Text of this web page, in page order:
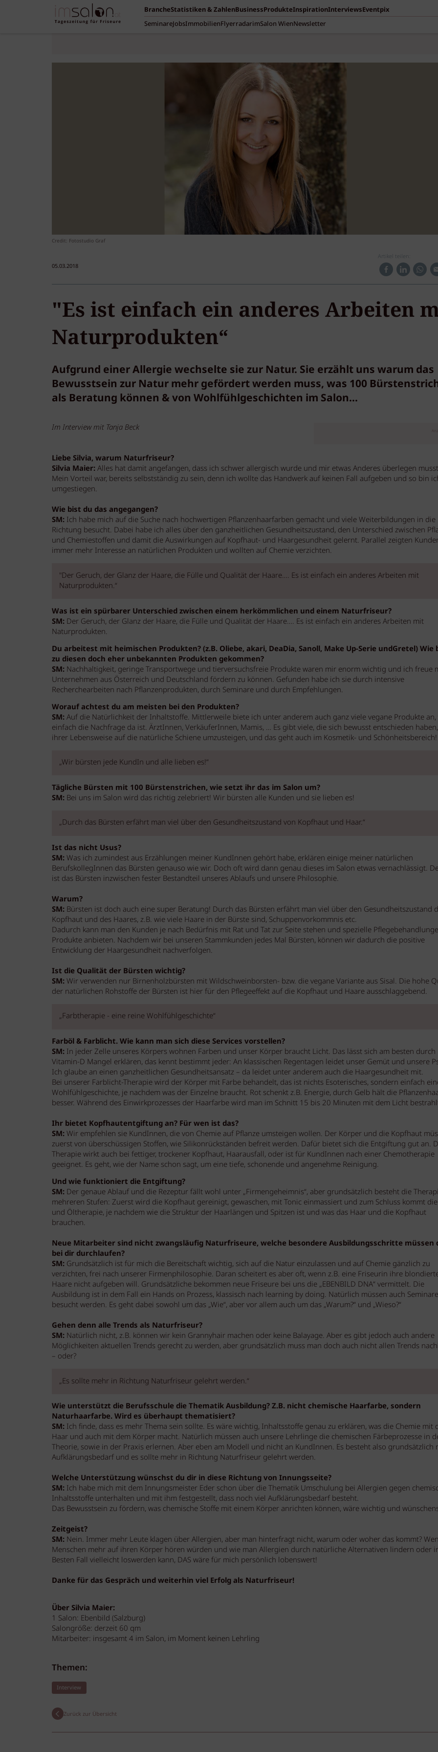
BrancheStatistiken & ZahlenBusinessProdukteInspirationInterviewsEventpix
SeminareJobsImmobilienFlyerradarimSalon WienNewsletter
Credit: Fotostudio Graf
05.03.2018
Artikel teilen:
"Es ist einfach ein anderes Arbeiten
Naturprodukten“
Aufgrund einer Allergie wechselte sie zur Natur. Sie erzählt uns warum das
Bewusstsein zur Natur mehr gefördert werden muss, was 100
als Beratung können & von Wohlfühlgeschichten im Salon...
Im Interview mit Tanja Beck
Liebe Silvia, warum Naturfriseur?
Silvia Maier: Alles hat damit angefangen, dass ich schwer allergisch wurde und mir etwas Anderes überlegen
Mein Vorteil war, bereits selbstständig zu sein, denn ich wollte das Handwerk auf keinen Fall aufgeben und so bin
umgestiegen.
Wie bist du das angegangen?
SM: Ich habe mich auf die Suche nach hochwertigen Pflanzenhaarfarben gemacht und viele Weiterbildungen in die
Richtung besucht. Dabei habe ich alles über den ganzheitlichen Gesundheitszustand, den Unterschied zwischen
und Chemiestoffen und damit die Auswirkungen auf Kopfhaut- und Haargesundheit gelernt. Parallel zeigten
immer mehr Interesse an natürlichen Produkten und wollten auf Chemie verzichten.
"Der Geruch, der Glanz der Haare, die Fülle und Qualität der Haare…. Es ist einfach ein anderes Arbeiten mit
Naturprodukten.“
Was ist ein spürbarer Unterschied zwischen einem herkömmlichen und einem Naturfriseur?
SM: Der Geruch, der Glanz der Haare, die Fülle und Qualität der Haare…. Es ist einfach ein anderes Arbeiten mit
Naturprodukten.
Du arbeitest mit heimischen Produkten? (z.B. Oliebe, akari, DeaDia, Sanoll, Make Up-Serie undGretel) Wie
zu diesen doch eher unbekannten Produkten gekommen?
SM: Nachhaltigkeit, geringe Transportwege und tierversuchsfreie Produkte waren mir enorm wichtig und ich freue
Unternehmen aus Österreich und Deutschland fördern zu können. Gefunden habe ich sie durch intensive
Recherchearbeiten nach Pflanzenprodukten, durch Seminare und durch Empfehlungen.
Worauf achtest du am meisten bei den Produkten?
SM: Auf die Natürlichkeit der Inhaltstoffe. Mittlerweile biete ich unter anderem auch ganz viele vegane Produkte an,
einfach die Nachfrage da ist. ÄrztInnen, VerkäuferInnen, Mamis, … Es gibt viele, die sich bewusst entschieden
ihrer Lebensweise auf die natürliche Schiene umzusteigen, und das geht auch im Kosmetik- und Schönheitsbereich!
„Wir bürsten jede KundIn und alle lieben es!“
Tägliche Bürsten mit 100 Bürstenstrichen, wie setzt ihr das im Salon um?
SM: Bei uns im Salon wird das richtig zelebriert! Wir bürsten alle Kunden und sie lieben es!
„Durch das Bürsten erfährt man viel über den Gesundheitszustand von Kopfhaut und Haar.“
Ist das nicht Usus?
SM: Was ich zumindest aus Erzählungen meiner KundInnen gehört habe, erklären einige meiner natürlichen
BerufskollegInnen das Bürsten genauso wie wir. Doch oft wird dann genau dieses im Salon etwas vernachlässigt.
ist das Bürsten inzwischen fester Bestandteil unseres Ablaufs und unsere Philosophie.
Warum?
SM: Bürsten ist doch auch eine super Beratung! Durch das Bürsten erfährt man viel über den Gesundheitszustand
Kopfhaut und des Haares, z.B. wie viele Haare in der Bürste sind, Schuppenvorkommnis etc.
Dadurch kann man den Kunden je nach Bedürfnis mit Rat und Tat zur Seite stehen und spezielle
Produkte anbieten. Nachdem wir bei unseren Stammkunden jedes Mal Bürsten, können wir dadurch die positive
Entwicklung der Haargesundheit nachverfolgen.
Ist die Qualität der Bürsten wichtig?
SM: Wir verwenden nur Birnenholzbürsten mit Wildschweinborsten- bzw. die vegane Variante aus Sisal. Die hohe
der natürlichen Rohstoffe der Bürsten ist hier für den Pflegeeffekt auf die Kopfhaut und Haare ausschlaggebend.
„Farbtherapie - eine reine Wohlfühlgeschichte“
Farböl & Farblicht. Wie kann man sich diese Services vorstellen?
SM: In jeder Zelle unseres Körpers wohnen Farben und unser Körper braucht Licht. Das lässt sich am besten durch
Vitamin-D Mangel erklären, das kennt bestimmt jeder: An klassischen Regentagen leidet unser Gemüt und unsere
Ich glaube an einen ganzheitlichen Gesundheitsansatz – da leidet unter anderem auch die Haargesundheit mit.
Bei unserer Farblicht-Therapie wird der Körper mit Farbe behandelt, das ist nichts Esoterisches, sondern einfach
Wohlfühlgeschichte, je nachdem was der Einzelne braucht. Rot schenkt z.B. Energie, durch Gelb hält die
besser. Während des Einwirkprozesses der Haarfarbe wird man im Schnitt 15 bis 20 Minuten mit dem Licht
Ihr bietet Kopfhautentgiftung an? Für wen ist das?
SM: Wir empfehlen sie KundInnen, die von Chemie auf Pflanze umsteigen wollen. Der Körper und die Kopfhaut
zuerst von überschüssigen Stoffen, wie Silikonrückständen befreit werden. Dafür bietet sich die Entgiftung gut an.
Therapie wirkt auch bei fettiger, trockener Kopfhaut, Haarausfall, oder ist für KundInnen nach einer Chemotherapie
geeignet. Es geht, wie der Name schon sagt, um eine tiefe, schonende und angenehme Reinigung.
Und wie funktioniert die Entgiftung?
SM: Der genaue Ablauf und die Rezeptur fällt wohl unter „Firmengeheimnis“, aber grundsätzlich besteht die
mehreren Stufen: Zuerst wird die Kopfhaut gereinigt, gewaschen, mit Tonic einmassiert und zum Schluss kommt
und Öltherapie, je nachdem wie die Struktur der Haarlängen und Spitzen ist und was das Haar und die Kopfhaut
brauchen.
Neue Mitarbeiter sind nicht zwangsläufig Naturfriseure, welche besondere Ausbildungsschritte müssen
bei dir durchlaufen?
SM: Grundsätzlich ist für mich die Bereitschaft wichtig, sich auf die Natur einzulassen und auf Chemie gänzlich zu
verzichten, frei nach unserer Firmenphilosophie. Daran scheitert es aber oft, wenn z.B. eine Friseurin ihre
Haare nicht aufgeben will. Grundsätzliche bekommen neue Friseure bei uns die „EBENBILD DNA“ vermittelt. Die
Ausbildung ist in dem Fall ein Hands on Prozess, klassisch nach learning by doing. Natürlich müssen auch Seminare
besucht werden. Es geht dabei sowohl um das „Wie“, aber vor allem auch um das „Warum?“ und „Wieso?“
Gehen denn alle Trends als Naturfriseur?
SM: Natürlich nicht, z.B. können wir kein Grannyhair machen oder keine Balayage. Aber es gibt jedoch auch andere
Möglichkeiten aktuellen Trends gerecht zu werden, aber grundsätzlich muss man doch auch nicht allen Trends
– oder?
„Es sollte mehr in Richtung Naturfriseur gelehrt werden.“
Wie unterstützt die Berufsschule die Thematik Ausbildung? Z.B. nicht chemische Haarfarbe, sondern
Naturhaarfarbe. Wird es überhaupt thematisiert?
SM: Ich finde, dass es mehr Thema sein sollte. Es wäre wichtig, Inhaltsstoffe genau zu erklären, was die Chemie mit
Haar und auch mit dem Körper macht. Natürlich müssen auch unsere Lehrlinge die chemischen Färbeprozesse in
Theorie, sowie in der Praxis erlernen. Aber eben am Modell und nicht an KundInnen. Es besteht also grundsätzlich
Aufklärungsbedarf und es sollte mehr in Richtung Naturfriseur gelehrt werden.
Welche Unterstützung wünschst du dir in diese Richtung von Innungsseite?
SM: Ich habe mich mit dem Innungsmeister Eder schon über die Thematik Umschulung bei Allergien gegen
Inhaltsstoffe unterhalten und mit ihm festgestellt, dass noch viel Aufklärungsbedarf besteht.
Das Bewusstsein zu fördern, was chemische Stoffe mit einem Körper anrichten können, wäre wichtig und
Zeitgeist?
SM: Nein. Immer mehr Leute klagen über Allergien, aber man hinterfragt nicht, warum oder woher das kommt?
Menschen mehr auf ihren Körper hören würden und wie man Allergien durch natürliche Alternativen lindern oder
Besten Fall vielleicht loswerden kann, DAS wäre für mich persönlich lobenswert!
Danke für das Gespräch und weiterhin viel Erfolg als Naturfriseur!
Über Silvia Maier:
1 Salon: Ebenbild (Salzburg)
Salongröße: derzeit 60 qm
Mitarbeiter: insgesamt 4 im Salon, im Moment keinen Lehrling
Themen:
Interview
Zurück zur Übersicht